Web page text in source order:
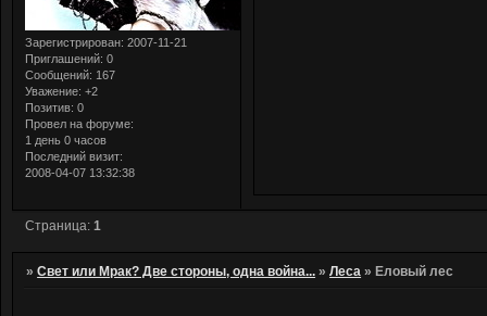
Зарегистрирован: 2007-11-21
Приглашений: 0
Сообщений: 167
Уважение: +2
Позитив: 0
Провел на форуме:
1 день 0 часов
Последний визит:
2008-04-07 13:32:38
Страница:1
»Свет или Мрак? Две стороны, одна война... »Леса »Еловый лес